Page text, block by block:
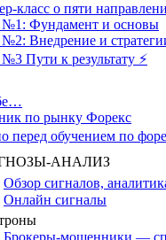
класс о пяти
№1: Фундамент и основы
Внедрение и
Пути к результату ⚡️
по рынку Форекс
перед обучением по
АНАЛИЗ
Обзор сигналов,
Онлайн сигналы
Брокеры-мошенники —